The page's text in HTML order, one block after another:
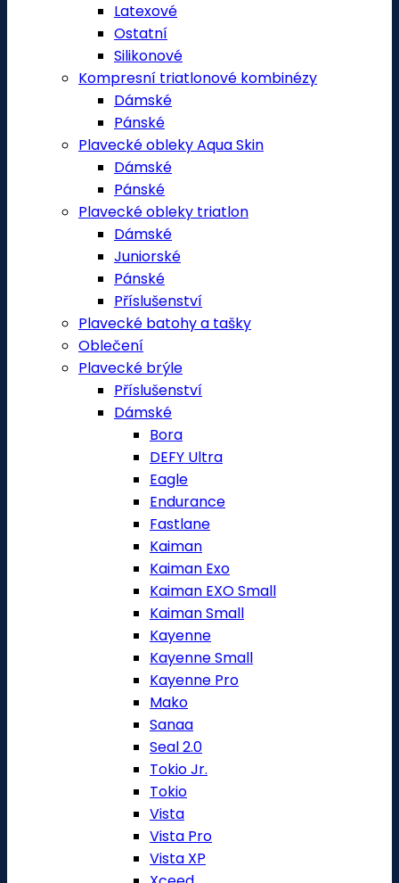
Latexové
Ostatní
Silikonové
Kompresní triatlonové kombinézy
Dámské
Pánské
Plavecké obleky Aqua Skin
Dámské
Pánské
Plavecké obleky triatlon
Dámské
Juniorské
Pánské
Příslušenství
Plavecké batohy a tašky
Oblečení
Plavecké brýle
Příslušenství
Dámské
Bora
DEFY Ultra
Eagle
Endurance
Fastlane
Kaiman
Kaiman Exo
Kaiman EXO Small
Kaiman Small
Kayenne
Kayenne Small
Kayenne Pro
Mako
Sanaa
Seal 2.0
Tokio Jr.
Tokio
Vista
Vista Pro
Vista XP